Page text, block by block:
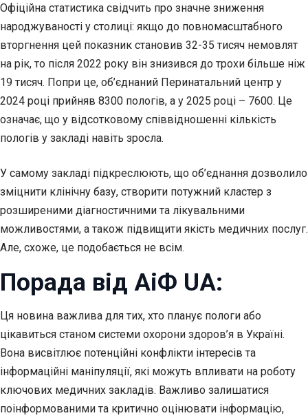
Офіційна статистика свідчить про значне зниження
народжуваності у столиці: якщо до повномасштабного
вторгнення цей показник становив 32-35 тисяч немовлят
на рік, то після 2022 року він знизився до трохи більше ніж
19 тисяч. Попри це, об’єднаний Перинатальний центр у
2024 році прийняв 8300 пологів, а у 2025 році – 7600. Це
означає, що у відсотковому співвідношенні кількість
пологів у закладі навіть зросла.
У самому закладі підкреслюють, що об’єднання дозволило
зміцнити клінічну базу, створити потужний кластер з
розширеними діагностичними та лікувальними
можливостями, а також підвищити якість медичних послуг.
Але, схоже, це подобається не всім.
Порада від АіФ UA:
Ця новина важлива для тих, хто планує пологи або
цікавиться станом системи охорони здоров’я в Україні.
Вона висвітлює потенційні конфлікти інтересів та
інформаційні маніпуляції, які можуть впливати на роботу
ключових медичних закладів. Важливо залишатися
поінформованими та критично оцінювати інформацію,